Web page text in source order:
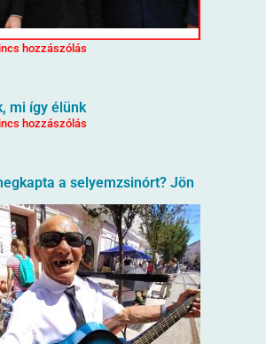
hozzászólás
mi így élünk
hozzászólás
a selyemzsinórt? Jön